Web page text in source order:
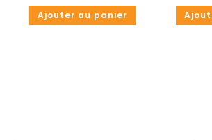
Ajouter au panier